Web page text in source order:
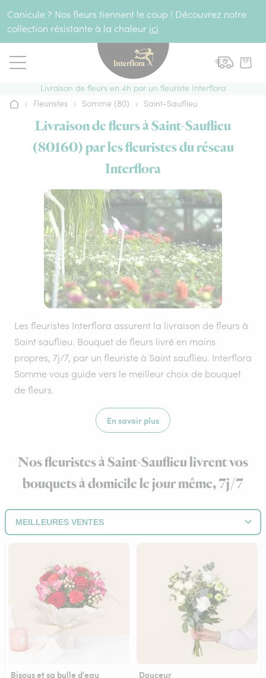
Canicule ? Nos fleurs tiennent le coup ! Découvrez notre
collection résistante à la chaleur ici
Livraison de fleurs en 4h par un fleuriste Interflora
Accueil
› Fleuristes › Somme (80) › Saint-Sauflieu
Livraison de fleurs à Saint-Sauflieu
(80160) par les fleuristes du réseau
Interflora
Les fleuristes Interflora assurent la livraison de fleurs à
Saint sauflieu. Bouquet de fleurs livré en mains
propres, 7j/7, par un fleuriste à Saint sauflieu. Interflora
Somme vous guide vers le meilleur choix de bouquet
de fleurs.
En savoir plus
Nos fleuristes à Saint-Sauflieu livrent vos
bouquets à domicile le jour même, 7j/7
Bisous et sa bulle d'eau Douceur